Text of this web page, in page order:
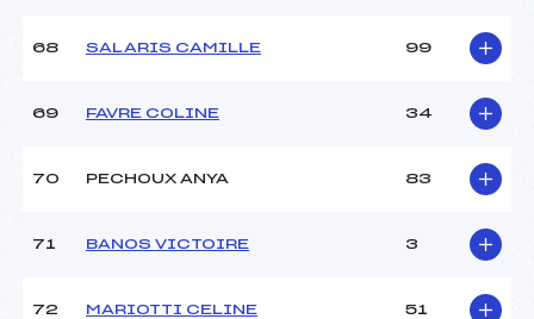
68 SALARIS CAMILLE 99
69 FAVRE COLINE 34
70 PECHOUX ANYA 83
71 BANOS VICTOIRE 3
72 MARIOTTI CELINE 51